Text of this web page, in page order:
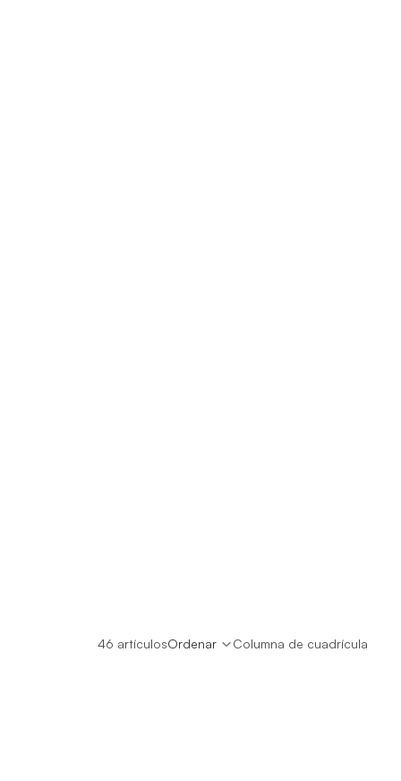
46 artículosOrdenar Columna de cuadrícula